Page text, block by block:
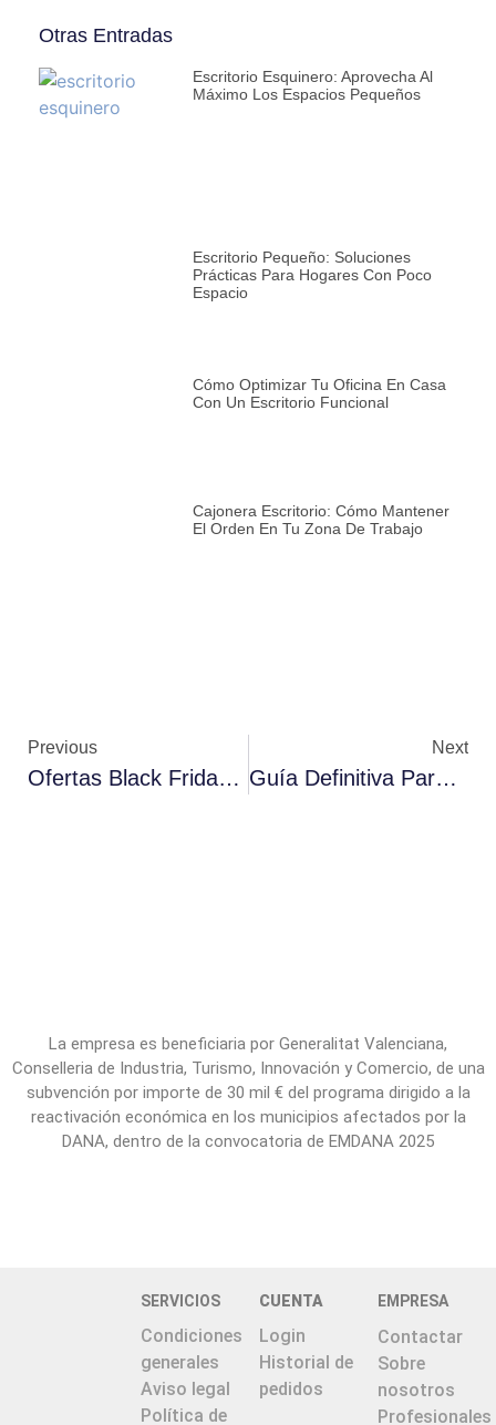
Otras Entradas
Escritorio Esquinero: Aprovecha Al
Máximo Los Espacios Pequeños
Escritorio Pequeño: Soluciones
Prácticas Para Hogares Con Poco
Espacio
Cómo Optimizar Tu Oficina En Casa
Con Un Escritorio Funcional
Cajonera Escritorio: Cómo Mantener
El Orden En Tu Zona De Trabajo
Previous
Ofertas Black Friday 2025 En Muebles
Next
Guía Definitiva Para Colocar La Televisión Con Medidas Y Alturas
La empresa es beneficiaria por Generalitat Valenciana,
Conselleria de Industria, Turismo, Innovación y Comercio, de una
subvención por importe de 30 mil € del programa dirigido a la
reactivación económica en los municipios afectados por la
DANA, dentro de la convocatoria de EMDANA 2025
SERVICIOS
Condiciones
generales
Aviso legal
Política de
CUENTA
Login
Historial de
pedidos
EMPRESA
Contactar
Sobre
nosotros
Profesionales